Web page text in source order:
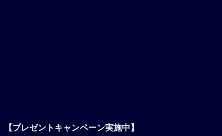
【プレゼントキャンペーン実施中】